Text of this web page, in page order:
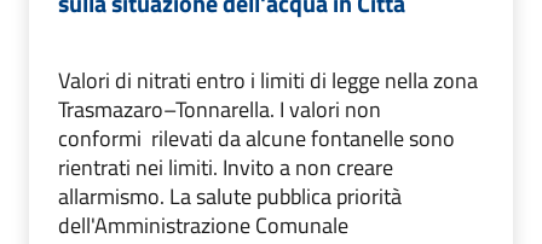
Valori di nitrati entro i limiti di legge nella zona
Trasmazaro–Tonnarella. I valori non
conformi rilevati da alcune fontanelle sono
rientrati nei limiti. Invito a non creare
allarmismo. La salute pubblica priorità
dell'Amministrazione Comunale